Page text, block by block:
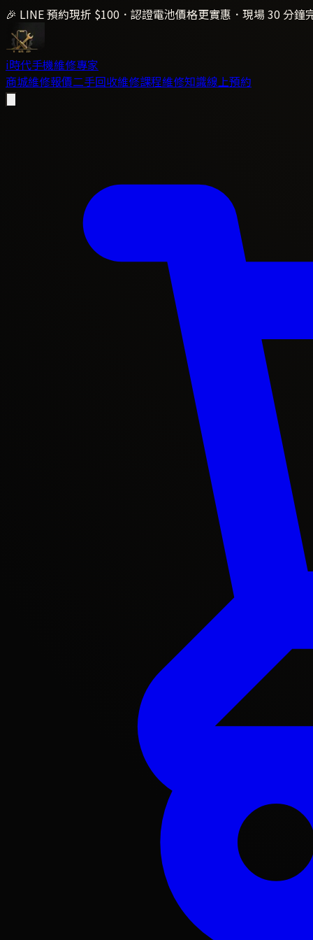
🎉 LINE 預約現折 $100．認證電池價格更實惠．現場 30 分鐘
i時代手機維修專家
商城維修報價二手回收維修課程維修知識線上預約